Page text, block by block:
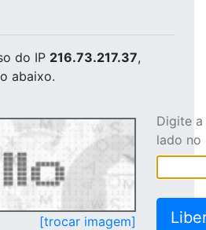
do IP 216.73.217.37,
abaixo.
[trocar imagem]
Digite
lado no